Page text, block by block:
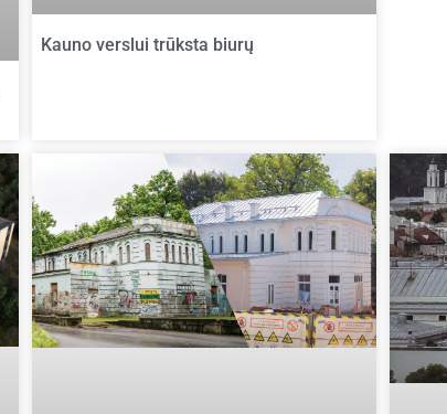
Kauno verslui trūksta biurų